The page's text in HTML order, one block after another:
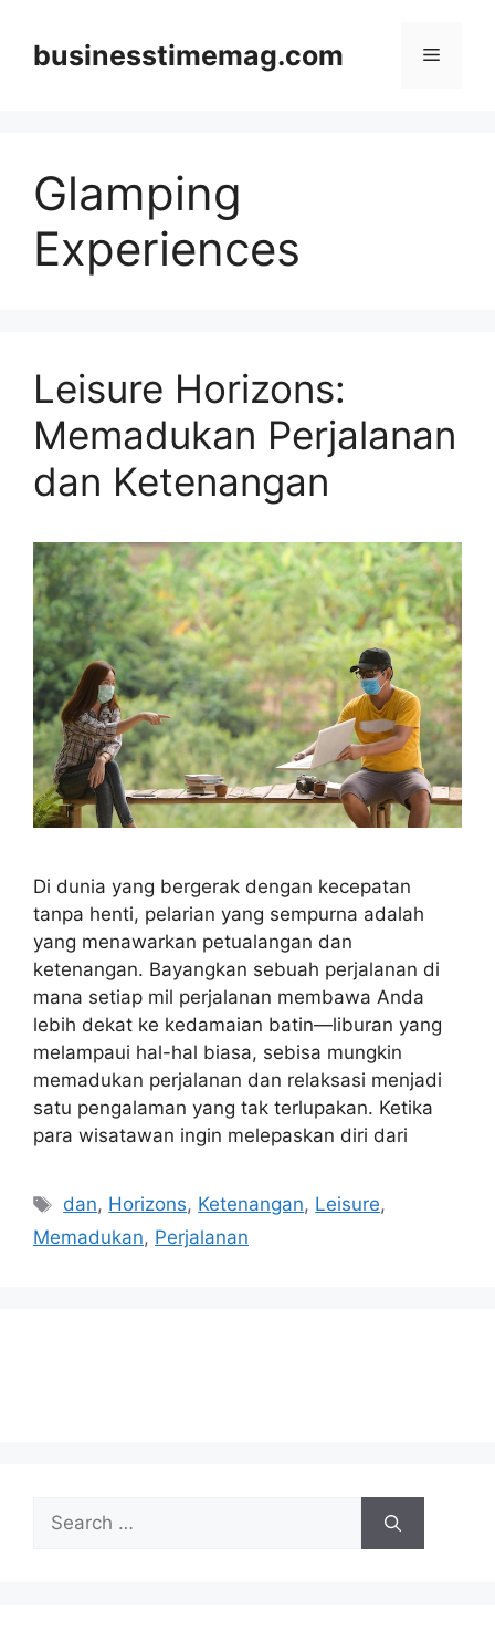
contentbusinesstimemag.com Menu
Glamping
Experiences
Leisure Horizons:
Memadukan Perjalanan
dan Ketenangan
Di dunia yang bergerak dengan kecepatan
tanpa henti, pelarian yang sempurna adalah
yang menawarkan petualangan dan
ketenangan. Bayangkan sebuah perjalanan di
mana setiap mil perjalanan membawa Anda
lebih dekat ke kedamaian batin—liburan yang
melampaui hal-hal biasa, sebisa mungkin
memadukan perjalanan dan relaksasi menjadi
satu pengalaman yang tak terlupakan. Ketika
para wisatawan ingin melepaskan diri dari
Tags
dan, Horizons, Ketenangan, Leisure,
Memadukan, Perjalanan
Search
for: